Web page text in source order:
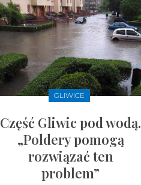
GLIWICE
Część Gliwic pod wodą.
„Poldery pomogą
rozwiązać ten
problem”